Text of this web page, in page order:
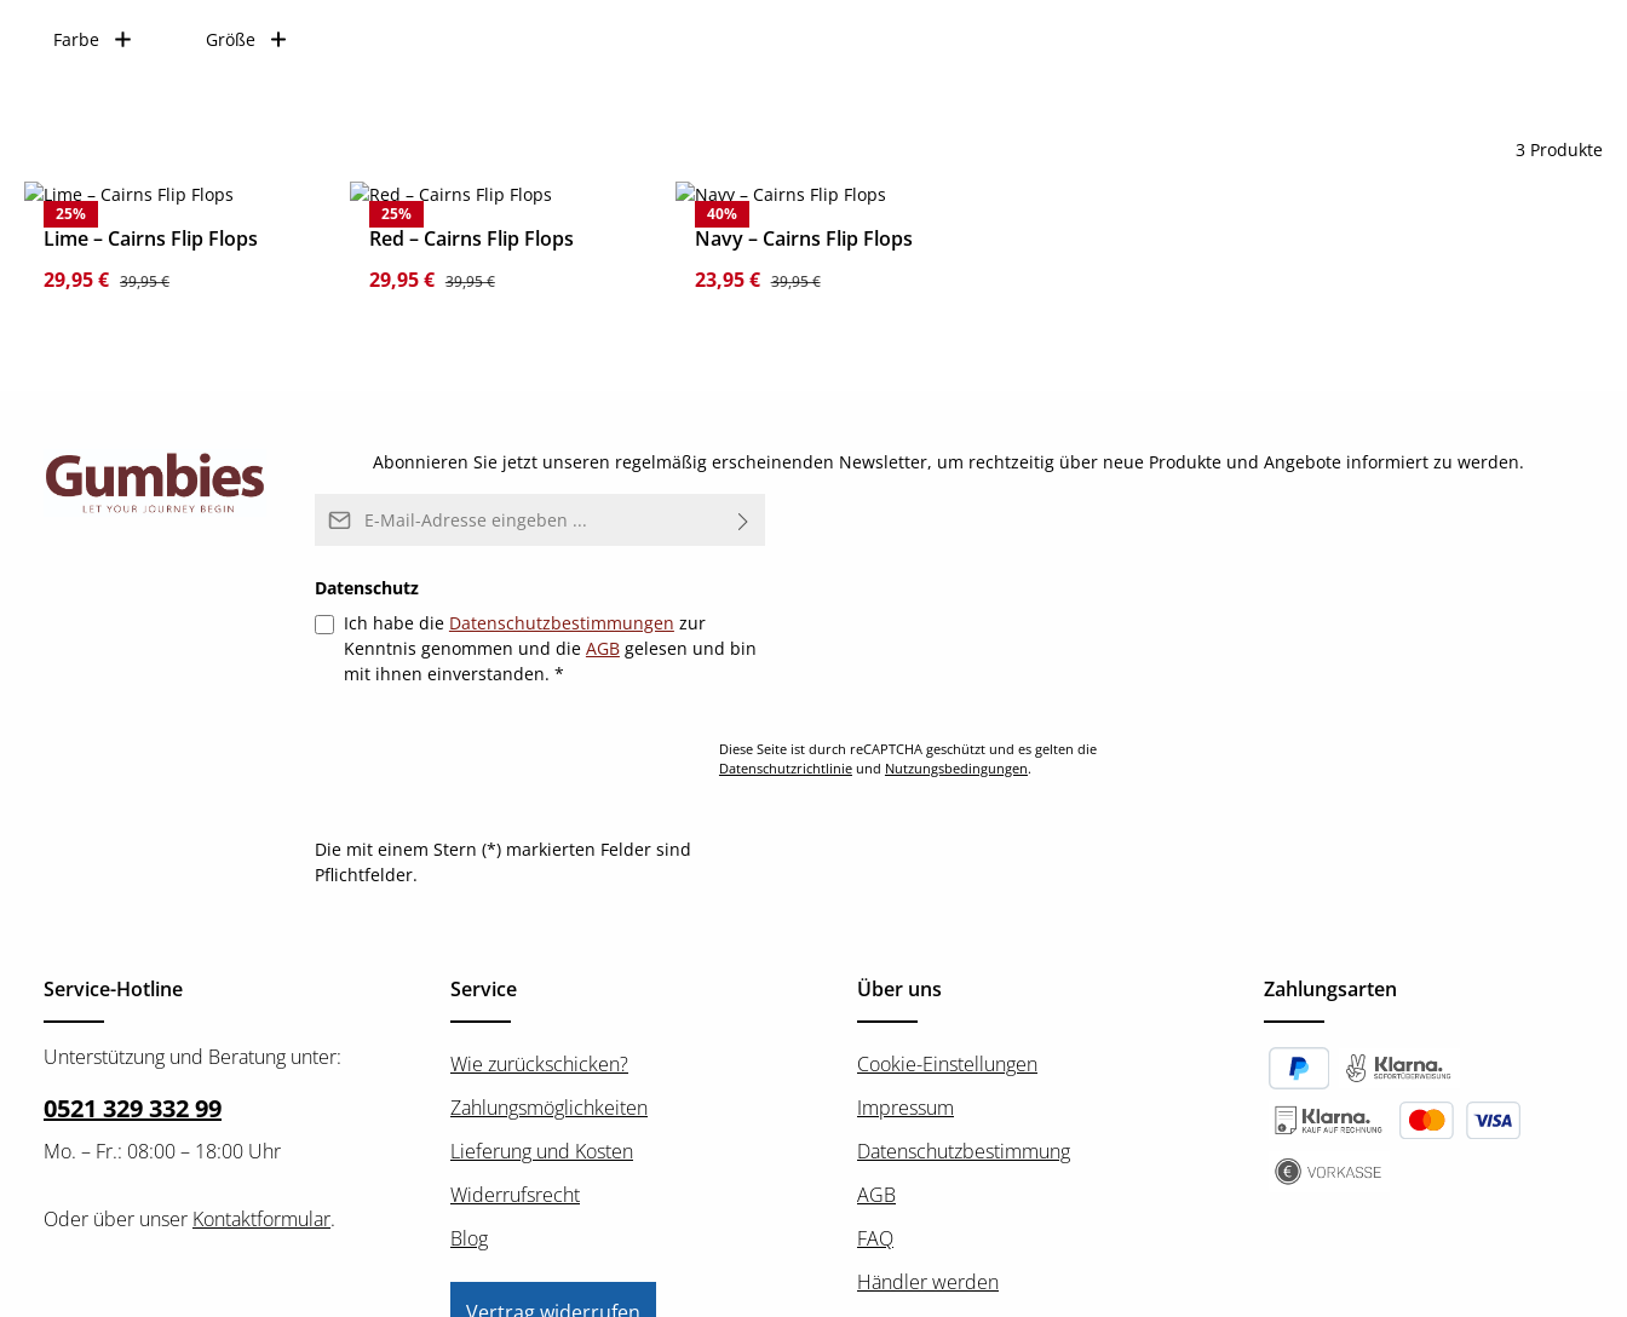
Farbe Größe
3 Produkte
25%
Lime – Cairns Flip Flops
Verkaufspreis:
29,95 € Regulärer Preis:
39,95 €
25%
Red – Cairns Flip Flops
Verkaufspreis:
29,95 € Regulärer Preis:
39,95 €
40%
Navy – Cairns Flip Flops
Verkaufspreis:
23,95 € Regulärer Preis:
39,95 €
Abonnieren Sie jetzt unseren regelmäßig erscheinenden Newsletter, um rechtzeitig über neue Produkte und Angebote informiert zu werden.
E-Mail-Adresse*
Datenschutz
Ich habe die Datenschutzbestimmungen zur
Kenntnis genommen und die AGBgelesen und bin
mit ihnen einverstanden. *
Diese Seite ist durch reCAPTCHA geschützt und es gelten die
Datenschutzrichtlinieund Nutzungsbedingungen.
Die mit einem Stern (*) markierten Felder sind
Pflichtfelder.
Service-Hotline
Unterstützung und Beratung unter:
0521 329 332 99
Mo. – Fr.: 08:00 – 18:00 Uhr
Oder über unser Kontaktformular.
Service
Wie zurückschicken?
Zahlungsmöglichkeiten
Lieferung und Kosten
Widerrufsrecht
Blog
Über uns
Cookie-Einstellungen
Impressum
Datenschutzbestimmung
AGB
FAQ
Händler werden
Zahlungsarten